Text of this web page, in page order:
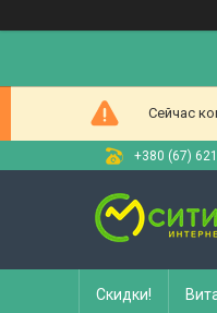
Сейчас
+380 (67)
Скидки!